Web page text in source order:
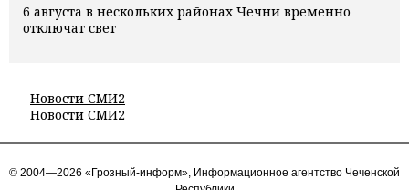
6 августа в нескольких районах Чечни временно
отключат свет
Новости СМИ2
Новости СМИ2
© 2004—2026 «Грозный-информ», Информационное агентство Чеченской